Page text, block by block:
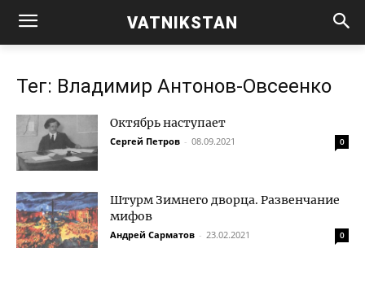
VATNIKSTAN
Тег: Владимир Антонов-Овсеенко
Октябрь наступает
Сергей Петров - 08.09.2021 0
Штурм Зимнего дворца. Развенчание
мифов
Андрей Сарматов - 23.02.2021 0